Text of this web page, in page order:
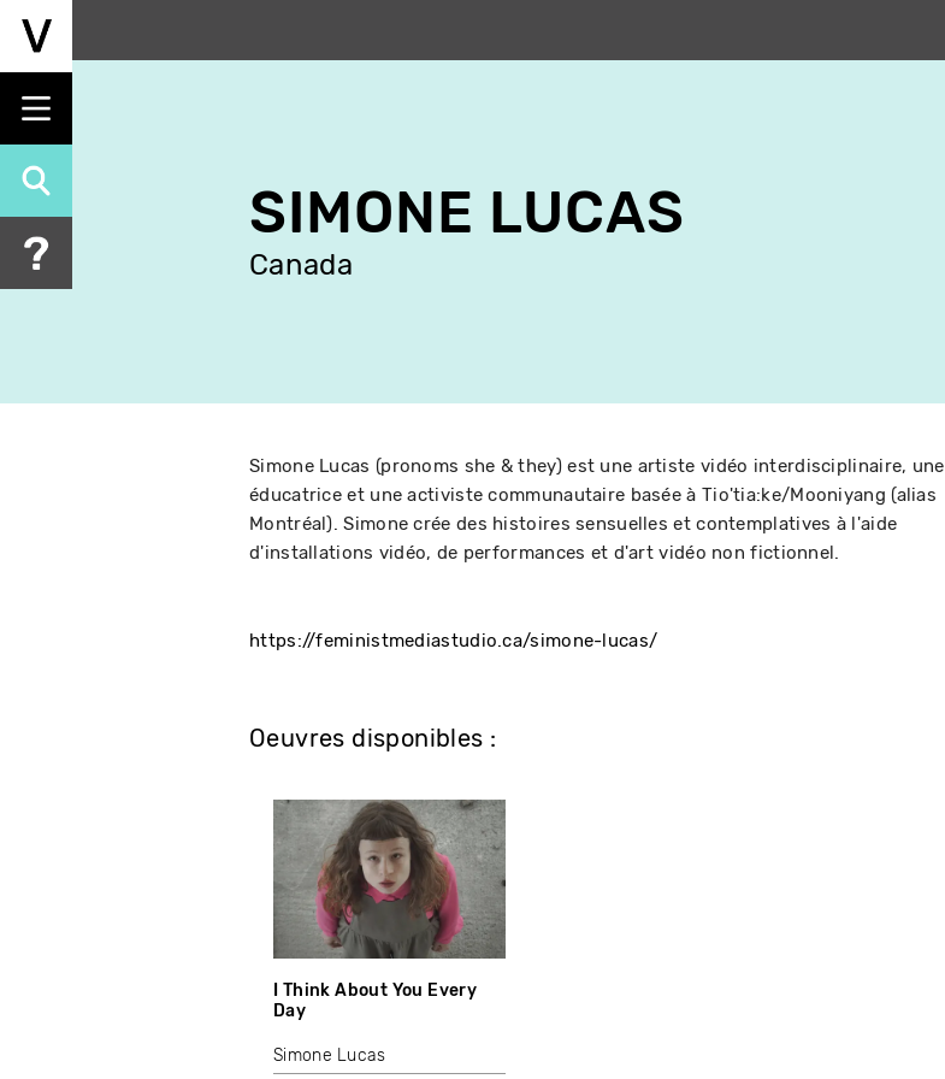
Aller
principal
SIMONE LUCAS
Canada
Simone Lucas (pronoms she & they) est une artiste vidéo interdisciplinaire, une
éducatrice et une activiste communautaire basée à Tio'tia:ke/Mooniyang (alias
Montréal). Simone crée des histoires sensuelles et contemplatives à l'aide
d'installations vidéo, de performances et d'art vidéo non fictionnel.
https://feministmediastudio.ca/simone-lucas/
Oeuvres disponibles :
I Think About You Every
Day
Simone Lucas